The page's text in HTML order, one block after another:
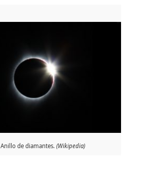
Anillo de diamantes. (Wikipedia)